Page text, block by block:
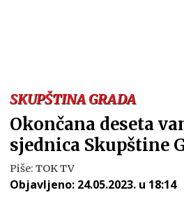
SKUPŠTINA GRADA
Okončana deseta
sjednica Skupštine
Piše: TOK TV
Objavljeno: 24.05.2023. u 18:14